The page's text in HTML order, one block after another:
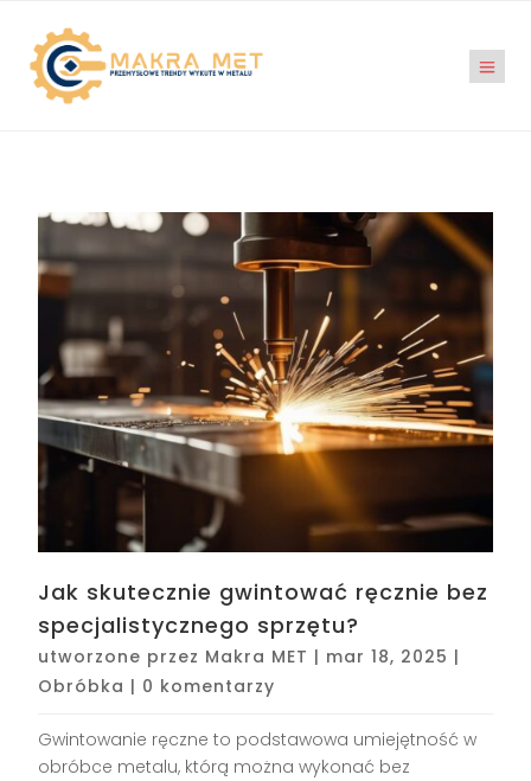
Jak skutecznie gwintować ręcznie bez
specjalistycznego sprzętu?
utworzone przez Makra MET | mar 18, 2025 |
Obróbka | 0 komentarzy
Gwintowanie ręczne to podstawowa umiejętność w
obróbce metalu, którą można wykonać bez